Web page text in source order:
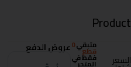
Product
السعر
متبقي0
قطع
فقط في
المتجر
عروض الدفع